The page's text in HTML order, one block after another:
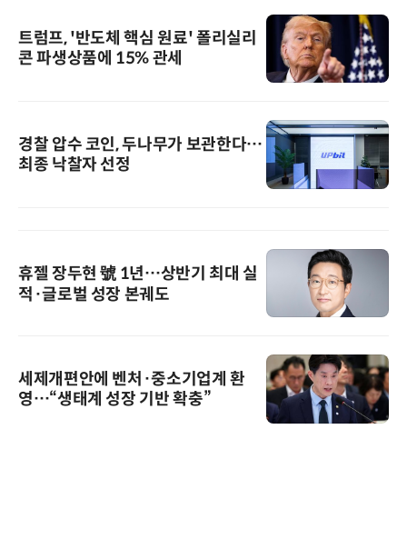
트럼프, '반도체 핵심 원료' 폴리실리
콘 파생상품에 15% 관세
경찰 압수 코인, 두나무가 보관한다…
최종 낙찰자 선정
휴젤 장두현 號 1년…상반기 최대 실
적·글로벌 성장 본궤도
세제개편안에 벤처·중소기업계 환
영…“생태계 성장 기반 확충”